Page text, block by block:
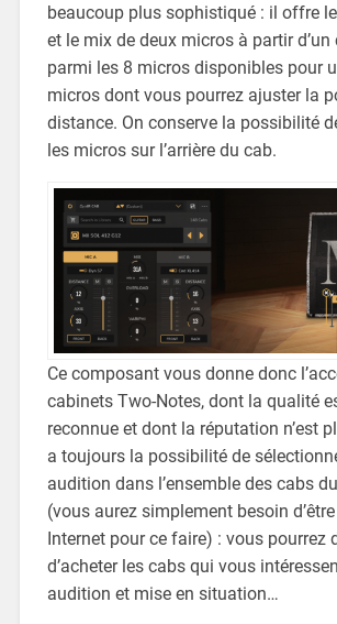
beaucoup plus sophistiqué : il offre
et le mix de deux micros à partir
parmi les 8 micros disponibles pour
micros dont vous pourrez ajuster la
distance. On conserve la possibilité
les micros sur l’arrière du cab.
Ce composant vous donne donc
cabinets Two-Notes, dont la qualité
reconnue et dont la réputation n’est
a toujours la possibilité de
audition dans l’ensemble des cabs
(vous aurez simplement besoin
Internet pour ce faire) : vous pourrez
d’acheter les cabs qui vous
audition et mise en situation…